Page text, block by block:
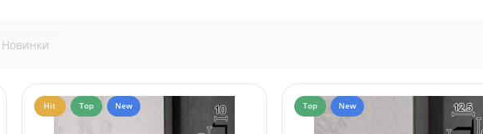
Новинки
Hit Top New Top New